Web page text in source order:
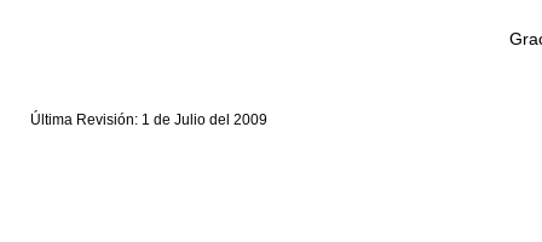
Última Revisión: 1 de Julio del 2009